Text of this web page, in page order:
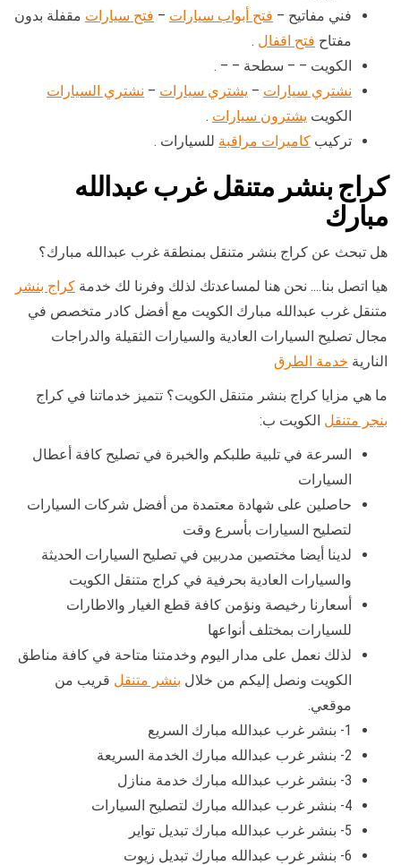
فني مفاتيح – فتح أبواب سيارات – فتح سيارات مقفلة بدون
مفتاح فتح اقفال .
الكويت – – سطحة – – .
نشتري سيارات – يشتري سيارات – نشتري السيارات
الكويت يشترون سيارات .
تركيب كاميرات مراقبة للسيارات .
كراج بنشر متنقل غرب عبدالله
مبارك
هل تبحث عن كراج بنشر متنقل بمنطقة غرب عبدالله مبارك؟
هيا اتصل بنا…. نحن هنا لمساعدتك لذلك وفرنا لك خدمة كراج بنشر
متنقل غرب عبدالله مبارك الكويت مع أفضل كادر متخصص في
مجال تصليح السيارات العادية والسيارات الثقيلة والدراجات
النارية خدمة الطرق
ما هي مزايا كراج بنشر متنقل الكويت؟ تتميز خدماتنا في كراج
بنجر متنقل الكويت ب:
السرعة في تلبية طلبكم والخبرة في تصليح كافة أعطال
السيارات
حاصلين على شهادة معتمدة من أفضل شركات السيارات
لتصليح السيارات بأسرع وقت
لدينا أيضا مختصين مدربين في تصليح السيارات الحديثة
والسيارات العادية بحرفية في كراج متنقل الكويت
أسعارنا رخيصة ونؤمن كافة قطع الغيار والاطارات
للسيارات بمختلف أنواعها
لذلك نعمل على مدار اليوم وخدمتنا متاحة في كافة مناطق
الكويت ونصل إليكم من خلال بنشر متنقل قريب من
موقعي.
1- بنشر غرب عبدالله مبارك السريع
2- بنشر غرب عبدالله مبارك الخدمة السريعة
3- بنشر غرب عبدالله مبارك خدمة منازل
4- بنشر غرب عبدالله مبارك لتصليح السيارات
5- بنشر غرب عبدالله مبارك تبديل تواير
6- بنشر غرب عبدالله مبارك تبديل زيوت